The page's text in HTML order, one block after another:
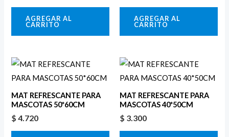
AGREGAR AL
CARRITO
AGREGAR AL
CARRITO
MAT REFRESCANTE PARA
MASCOTAS 50*60CM
$ 4.720
MAT REFRESCANTE PARA
MASCOTAS 40*50CM
$ 3.300